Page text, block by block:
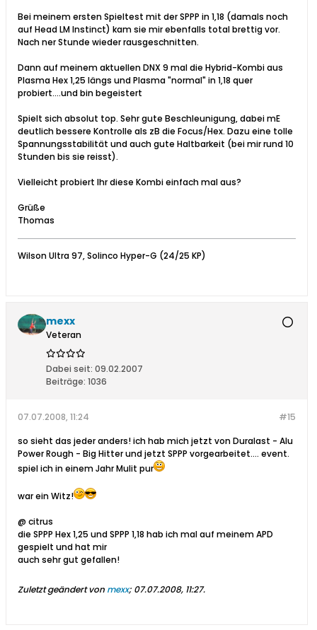
Bei meinem ersten Spieltest mit der SPPP in 1,18 (damals noch
auf Head LM Instinct) kam sie mir ebenfalls total brettig vor.
Nach ner Stunde wieder rausgeschnitten.
Dann auf meinem aktuellen DNX 9 mal die Hybrid-Kombi aus
Plasma Hex 1,25 längs und Plasma "normal" in 1,18 quer
probiert....und bin begeistert
Spielt sich absolut top. Sehr gute Beschleunigung, dabei mE
deutlich bessere Kontrolle als zB die Focus/Hex. Dazu eine tolle
Spannungsstabilität und auch gute Haltbarkeit (bei mir rund 10
Stunden bis sie reisst).
Vielleicht probiert Ihr diese Kombi einfach mal aus?
Grüße
Thomas
Wilson Ultra 97, Solinco Hyper-G (24/25 KP)
mexx
Veteran
Dabei seit: 09.02.2007
Beiträge: 1036
#15
07.07.2008, 11:24
so sieht das jeder anders! ich hab mich jetzt von Duralast - Alu
Power Rough - Big Hitter und jetzt SPPP vorgearbeitet.... event.
spiel ich in einem Jahr Mulit pur
war ein Witz!
@ citrus
die SPPP Hex 1,25 und SPPP 1,18 hab ich mal auf meinem APD
gespielt und hat mir
auch sehr gut gefallen!
Zuletzt geändert von mexx; 07.07.2008, 11:27.